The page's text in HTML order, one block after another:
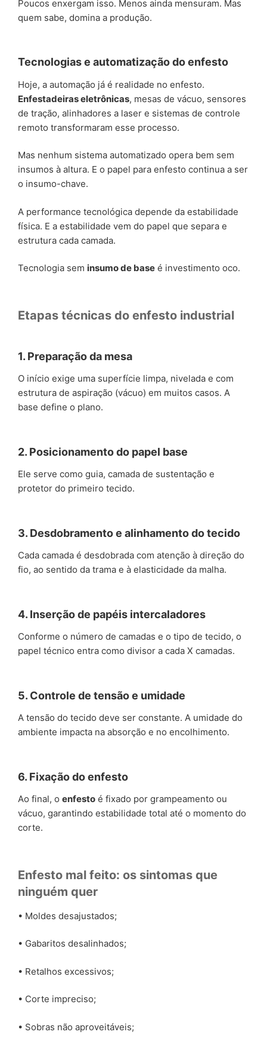
Poucos enxergam isso. Menos ainda mensuram. Mas
quem sabe, domina a produção.
Tecnologias e automatização do enfesto
Hoje, a automação já é realidade no enfesto.
Enfestadeiras eletrônicas, mesas de vácuo, sensores
de tração, alinhadores a laser e sistemas de controle
remoto transformaram esse processo.
Mas nenhum sistema automatizado opera bem sem
insumos à altura. E o papel para enfesto continua a ser
o insumo-chave.
A performance tecnológica depende da estabilidade
física. E a estabilidade vem do papel que separa e
estrutura cada camada.
Tecnologia sem insumo de base é investimento oco.
Etapas técnicas do enfesto industrial
1. Preparação da mesa
O início exige uma superfície limpa, nivelada e com
estrutura de aspiração (vácuo) em muitos casos. A
base define o plano.
2. Posicionamento do papel base
Ele serve como guia, camada de sustentação e
protetor do primeiro tecido.
3. Desdobramento e alinhamento do tecido
Cada camada é desdobrada com atenção à direção do
fio, ao sentido da trama e à elasticidade da malha.
4. Inserção de papéis intercaladores
Conforme o número de camadas e o tipo de tecido, o
papel técnico entra como divisor a cada X camadas.
5. Controle de tensão e umidade
A tensão do tecido deve ser constante. A umidade do
ambiente impacta na absorção e no encolhimento.
6. Fixação do enfesto
Ao final, o enfesto é fixado por grampeamento ou
vácuo, garantindo estabilidade total até o momento do
corte.
Enfesto mal feito: os sintomas que
ninguém quer
• Moldes desajustados;
• Gabaritos desalinhados;
• Retalhos excessivos;
• Corte impreciso;
• Sobras não aproveitáveis;